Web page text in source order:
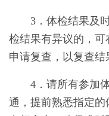
3．体检结果及
检结果有异议的，
申请复查，以复查结
4．请所有参加
通，提前熟悉指定